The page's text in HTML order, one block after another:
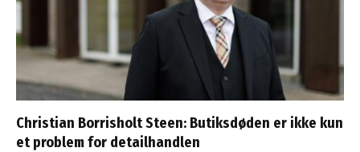
Christian Borrisholt Steen: Butiksdøden er ikke kun
et problem for detailhandlen